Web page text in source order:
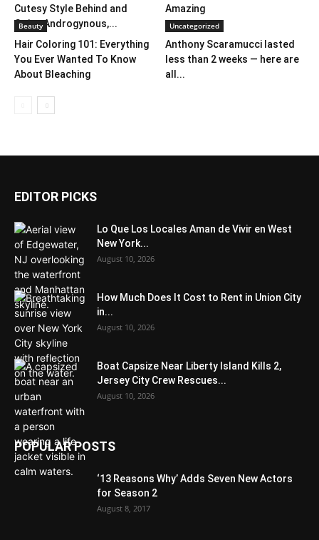
Cutesy Style Behind and
Going Androgynous,...
Amazing
Beauty
Hair Coloring 101: Everything
You Ever Wanted To Know
About Bleaching
Uncategorized
Anthony Scaramucci lasted
less than 2 weeks — here are
all...
EDITOR PICKS
Lo Que Los Locales Aman de Vivir en West
New York...
August 10, 2026
How Much Does It Cost to Rent in Union City
in...
August 10, 2026
Boat Capsize Near Liberty Island Kills 2,
Jersey City Crew Rescues...
August 10, 2026
POPULAR POSTS
‘13 Reasons Why’ Adds Seven New Actors
for Season 2
August 8, 2017